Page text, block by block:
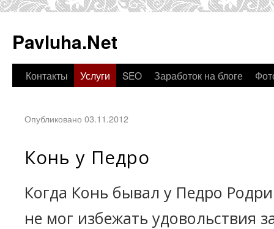
Pavluha.Net
Контакты Услуги SEO Заработок на блоге
Опубликовано 03.11.2012
Конь у Педро
Когда Конь бывал у Педро
не мог избежать удовольствия